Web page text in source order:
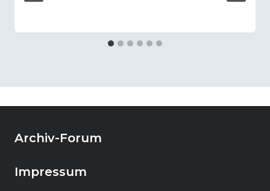
Archiv-Forum
Impressum